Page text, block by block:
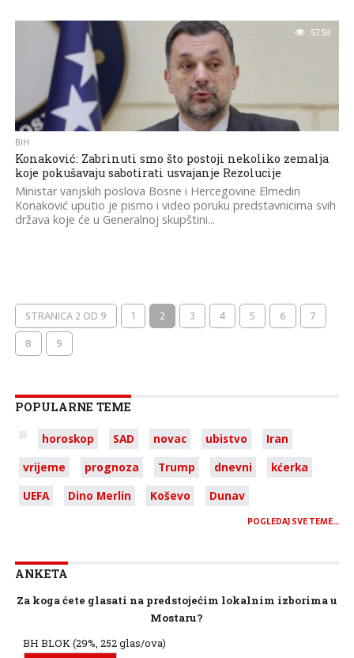
57.5K
BIH
Konaković: Zabrinuti smo što postoji nekoliko zemalja
koje pokušavaju sabotirati usvajanje Rezolucije
Ministar vanjskih poslova Bosne i Hercegovine Elmedin
Konaković uputio je pismo i video poruku predstavnicima svih
država koje će u Generalnoj skupštini...
STRANICA 2 OD 9 1 2 3 4 5 6
7
8
9
POPULARNE TEME
horoskop SAD novac ubistvo
Iran
vrijeme
prognoza Trump dnevni
kćerka
UEFA
Dino Merlin Koševo Dunav
POGLEDAJ SVE TEME…
ANKETA
Za koga ćete glasati na predstojećim lokalnim izborima u
Mostaru?
BH BLOK(29%, 252 glas/ova)